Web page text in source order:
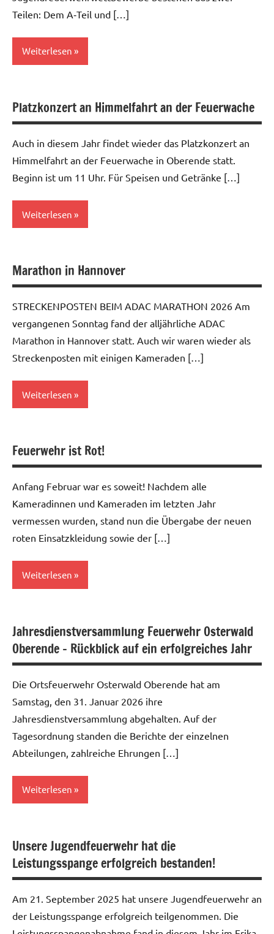
Teilen: Dem A‑Teil und […]
Weiterlesen
Platzkonzert an Himmelfahrt an der Feuerwache
Auch in diesem Jahr findet wieder das Platzkonzert an
Himmelfahrt an der Feuerwache in Oberende statt.
Beginn ist um 11 Uhr. Für Speisen und Getränke […]
Weiterlesen
Marathon in Hannover
STRECKENPOSTEN BEIM ADAC MARATHON 2026 Am
vergangenen Sonntag fand der alljährliche ADAC
Marathon in Hannover statt. Auch wir waren wieder als
Streckenposten mit einigen Kameraden […]
Weiterlesen
Feuerwehr ist Rot!
Anfang Februar war es soweit! Nachdem alle
Kameradinnen und Kameraden im letzten Jahr
vermessen wurden, stand nun die Übergabe der neuen
roten Einsatzkleidung sowie der […]
Weiterlesen
Jahresdienstversammlung Feuerwehr Osterwald
Oberende – Rückblick auf ein erfolgreiches Jahr
Die Ortsfeuerwehr Osterwald Oberende hat am
Samstag, den 31. Januar 2026 ihre
Jahresdienstversammlung abgehalten. Auf der
Tagesordnung standen die Berichte der einzelnen
Abteilungen, zahlreiche Ehrungen […]
Weiterlesen
Unsere Jugendfeuerwehr hat die
Leistungsspange erfolgreich bestanden!
Am 21. September 2025 hat unsere Jugendfeuerwehr an
der Leistungsspange erfolgreich teilgenommen. Die